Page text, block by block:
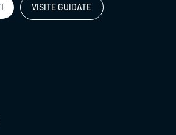
VISITE GUIDATE